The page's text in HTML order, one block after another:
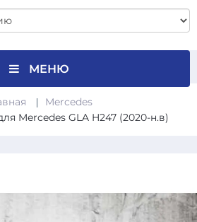
МЕНЮ
Mercedes
Mercedes GLA H247 (2020-н.в)